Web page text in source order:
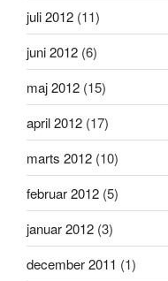
juli 2012 (11)
juni 2012 (6)
maj 2012 (15)
april 2012 (17)
marts 2012 (10)
februar 2012 (5)
januar 2012 (3)
december 2011 (1)